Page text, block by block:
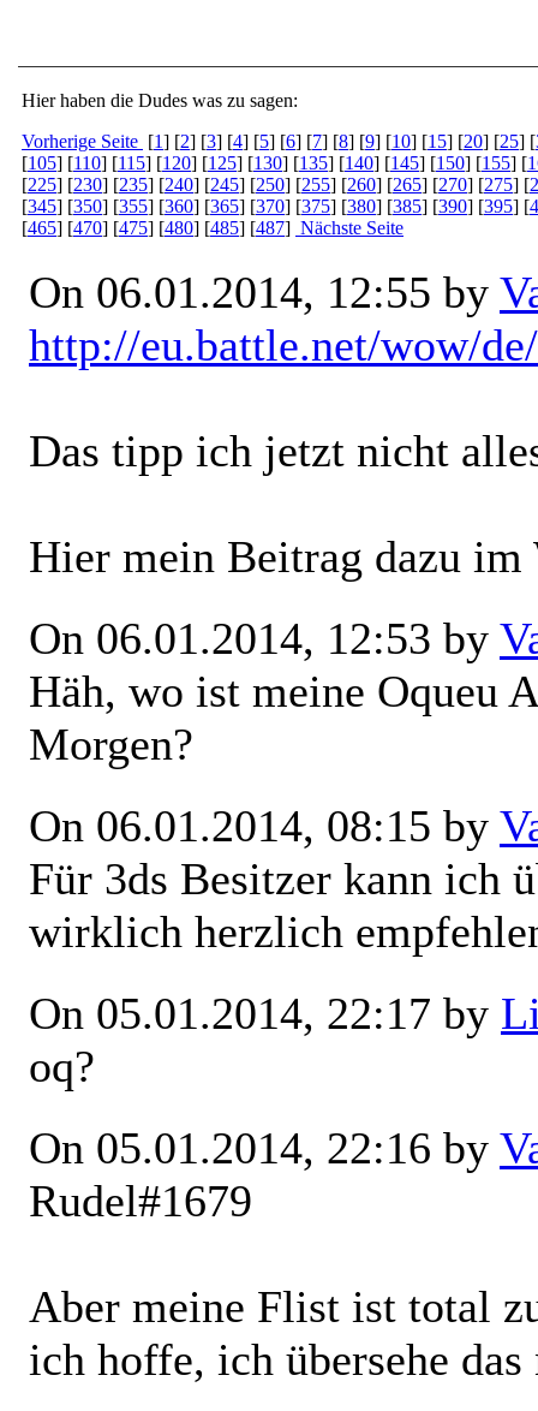
Hier haben die Dudes was zu sagen:
Vorherige Seite [1] [2] [3] [4] [5] [6] [7] [8] [9] [10] [15] [20] [25] [
[105] [110] [115] [120] [125] [130] [135] [140] [145] [150] [155] [
[225] [230] [235] [240] [245] [250] [255] [260] [265] [270] [275] [
[345] [350] [355] [360] [365] [370] [375] [380] [385] [390] [395] [
[465] [470] [475] [480] [485] [487] Nächste Seite
On 06.01.2014, 12:55 by
http://eu.battle.net/wow/
Das tipp ich jetzt nicht
Hier mein Beitrag dazu im
On 06.01.2014, 12:53 by
Häh, wo ist meine Oqueu
Morgen?
On 06.01.2014, 08:15 by
Für 3ds Besitzer kann ich
wirklich herzlich
On 05.01.2014, 22:17 by
oq?
On 05.01.2014, 22:16 by
Rudel#1679
Aber meine Flist ist total
ich hoffe, ich übersehe